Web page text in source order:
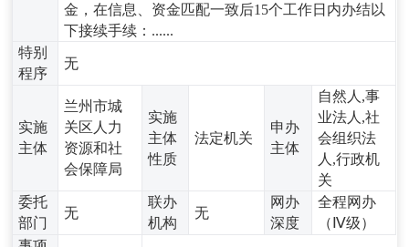
金，在信息、资金匹配一致后15个工作日内办结以
下接续手续：......
特别
程序
无
实施
主体
兰州市城
关区人力
资源和社
会保障局
实施
主体
性质
法定机关
申办
主体
自然人,事
业法人,社
会组织法
人,行政机
关
委托
部门
无
联办
机构
无
网办
深度
全程网办
（Ⅳ级）